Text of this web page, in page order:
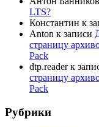
LTS?
Константин к
Anton к записи
страницу
Pack
dtp.readerк
страницу
Pack
Рубрики